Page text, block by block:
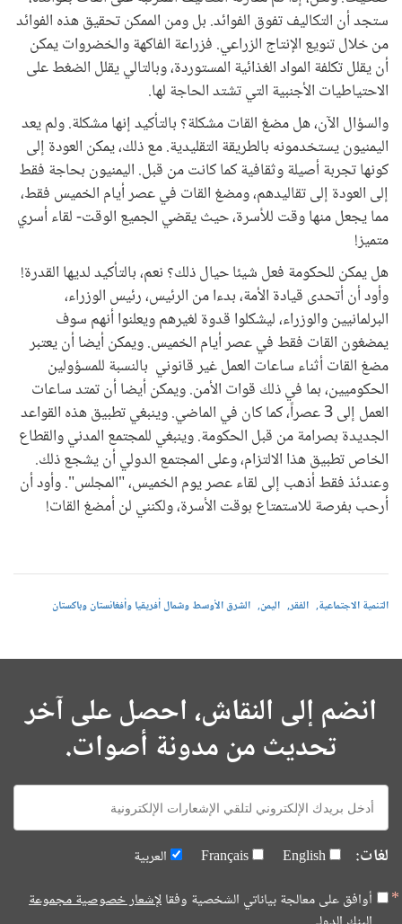
ستجد أن التكاليف تفوق الفوائد. بل ومن الممكن تحقيق هذه الفوائد
من خلال تنويع الإنتاج الزراعي. فزراعة الفاكهة والخضروات يمكن
أن يقلل تكلفة المواد الغذائية المستوردة، وبالتالي يقلل الضغط على
الاحتياطيات الأجنبية التي تشتد الحاجة لها.
والسؤال الآن، هل مضغ القات مشكلة؟ بالتأكيد إنها مشكلة. ولم يعد
اليمنيون يستخدمونه بالطريقة التقليدية. مع ذلك، يمكن العودة إلى
كونها تجربة أصيلة وثقافية كما كانت من قبل. اليمنيون بحاجة فقط
إلى العودة إلى تقاليدهم، ومضغ القات في عصر أيام الخميس فقط،
مما يجعل منها وقت للأسرة، حيث يقضي الجميع الوقت- لقاء أسري
متميز!
هل يمكن للحكومة فعل شيئا حيال ذلك؟ نعم، بالتأكيد لديها القدرة!
وأود أن أتحدى قيادة الأمة، بدءا من الرئيس، رئيس الوزراء،
البرلمانيين والوزراء، ليشكلوا قدوة لغيرهم ويعلنوا أنهم سوف
يمضغون القات فقط في عصر أيام الخميس. ويمكن أيضا أن يعتبر
مضغ القات أثناء ساعات العمل غير قانوني بالنسبة للمسؤولين
الحكوميين، بما في ذلك قوات الأمن. ويمكن أيضا أن تمتد ساعات
العمل إلى 3 عصراً، كما كان في الماضي. وينبغي تطبيق هذه القواعد
الجديدة بصرامة من قبل الحكومة. وينبغي للمجتمع المدني والقطاع
الخاص تطبيق هذا الالتزام، وعلى المجتمع الدولي أن يشجع ذلك.
وعندئذ فقط أذهب إلى لقاء عصر يوم الخميس، "المجلس". وأود أن
أرحب بفرصة للاستمتاع بوقت الأسرة، ولكنني لن أمضغ القات!
التنمية الاجتماعية الفقر اليمن الشرق الأوسط وشمال أفريقيا وأفغانستان وباكستان
انضم إلى النقاش، احصل على آخر
تحديث من مدونة أصوات.
E-
mail:
لغات: English
Français
العربية
أوافق على معالجة بياناتي الشخصية وفقالإشعار خصوصية مجموعة